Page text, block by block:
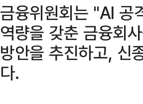
금융위원회는 "AI 공
역량을 갖춘 금융회
방안을 추진하고, 신
다.